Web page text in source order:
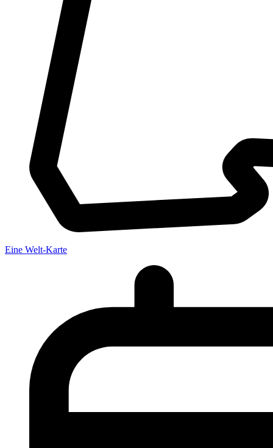
Eine Welt-Karte